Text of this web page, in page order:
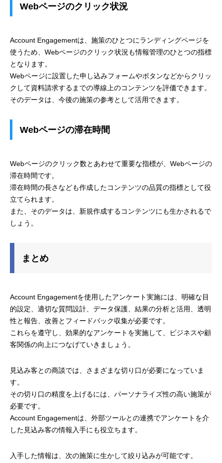
Webページのクリック状況
Account Engagementは、施策のひとつにランディングページを
使うため、Webページのクリック状況も情報管理のひとつの指標
となります。
Webページに設置した申し込みフォームやボタンなどからクリッ
クして資料請求するまでの導線上のコンテンツを評価できます。
そのデータは、今後の施策の参考として活用できます。
Webページの滞在時間
Webページのクリック数とあわせて重要な指標が、Webページの
滞在時間です。
滞在時間の長さなども作成したコンテンツの品質の指標として役
立てられます。
また、そのデータは、新規作成するコンテンツにも生かされるで
しょう。
まとめ
Account Engagementを使用したアンケート実施には、明確な目
的設定、適切な質問設計、データ保護、結果の分析と活用、透明
性と報告、改善とフィードバック収集が必要です。
これらを遵守し、効果的なアンケートを実施して、ビジネスや顧
客関係の向上につなげていきましょう。
見込み客との商談では、さまざまな切り口が必要になっていま
す。
その切り口の精度を上げるには、パーソナライズ性の高い施策が
必要です。
Account Engagementは、外部ツールとの連携でアンケートを介
した見込み客の情報入手にも役立ちます。
入手した情報は、次の施策に生かして絞り込みが可能です。